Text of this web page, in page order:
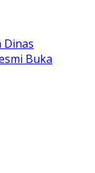
Dinas
Buka